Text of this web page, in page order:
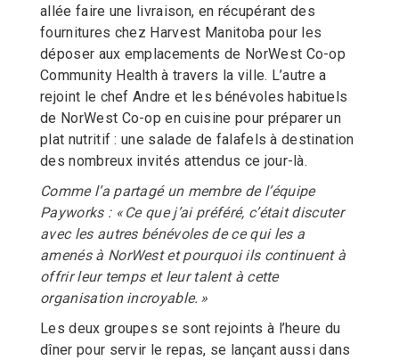
allée faire une livraison, en récupérant des
fournitures chez Harvest Manitoba pour les
déposer aux emplacements de NorWest Co-op
Community Health à travers la ville. L’autre a
rejoint le chef Andre et les bénévoles habituels
de NorWest Co-op en cuisine pour préparer un
plat nutritif : une salade de falafels à destination
des nombreux invités attendus ce jour-là.
Comme l’a partagé un membre de l’équipe
Payworks : « Ce que j’ai préféré, c’était discuter
avec les autres bénévoles de ce qui les a
amenés à NorWest et pourquoi ils continuent à
offrir leur temps et leur talent à cette
organisation incroyable. »
Les deux groupes se sont rejoints à l’heure du
dîner pour servir le repas, se lançant aussi dans